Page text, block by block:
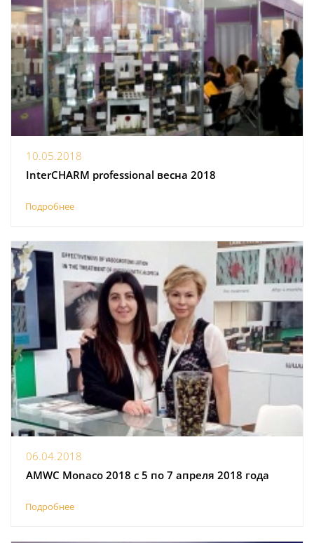
10.05.2018
InterCHARM professional весна 2018
Подробнее
06.04.2018
AMWC Monaco 2018 с 5 по 7 апреля 2018 года
Подробнее